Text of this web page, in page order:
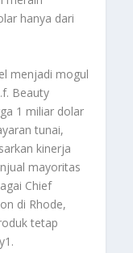
hanya dari
menjadi mogul
Beauty
1 miliar dolar
tunai,
kinerja
mayoritas
Chief
di Rhode,
tetap
1 .